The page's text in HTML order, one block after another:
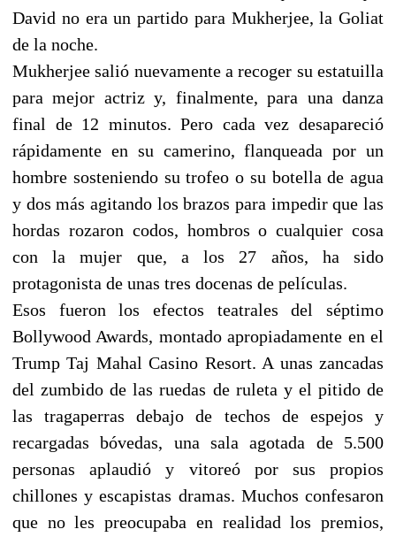
David no era un partido para Mukherjee, la Goliat
de la noche.
Mukherjee salió nuevamente a recoger su estatuilla
para mejor actriz y, finalmente, para una danza
final de 12 minutos. Pero cada vez desapareció
rápidamente en su camerino, flanqueada por un
hombre sosteniendo su trofeo o su botella de agua
y dos más agitando los brazos para impedir que las
hordas rozaron codos, hombros o cualquier cosa
con la mujer que, a los 27 años, ha sido
protagonista de unas tres docenas de películas.
Esos fueron los efectos teatrales del séptimo
Bollywood Awards, montado apropiadamente en el
Trump Taj Mahal Casino Resort. A unas zancadas
del zumbido de las ruedas de ruleta y el pitido de
las tragaperras debajo de techos de espejos y
recargadas bóvedas, una sala agotada de 5.500
personas aplaudió y vitoreó por sus propios
chillones y escapistas dramas. Muchos confesaron
que no les preocupaba en realidad los premios,